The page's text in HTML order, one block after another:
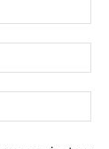
:*
:*
: